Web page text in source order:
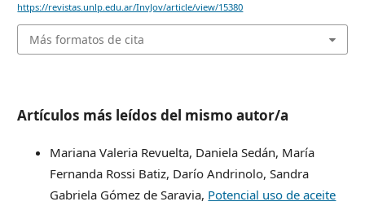
https://revistas.unlp.edu.ar/InvJov/article/view/15380
Más formatos de cita
Artículos más leídos del mismo autor/a
Mariana Valeria Revuelta, Daniela Sedán, María
Fernanda Rossi Batiz, Darío Andrinolo, Sandra
Gabriela Gómez de Saravia, Potencial uso de aceite